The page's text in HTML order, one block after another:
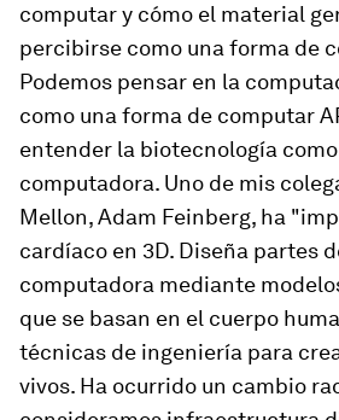
computar y cómo el material
percibirse como una forma de
Podemos pensar en la
como una forma de computar
entender la biotecnología
computadora. Uno de mis
Mellon, Adam Feinberg, ha
cardíaco en 3D. Diseña partes
computadora mediante
que se basan en el cuerpo
técnicas de ingeniería para
vivos. Ha ocurrido un cambio